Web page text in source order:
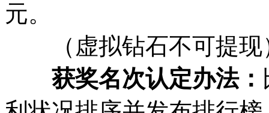
元。
（虚拟钻石不可提现
获奖名次认定办法：